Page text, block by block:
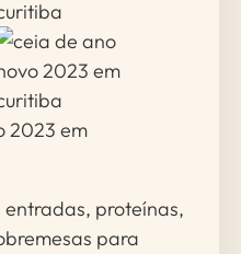
entradas, proteínas,
para